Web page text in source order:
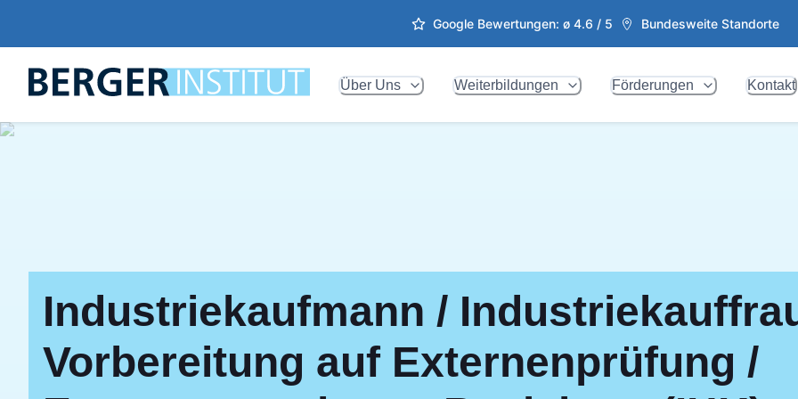
Google Bewertungen: ø 4.6 / 5 Bundesweite Standorte
Über Uns Weiterbildungen Förderungen Kontakt
Industriekaufmann /
Vorbereitung auf Externenprüfung /